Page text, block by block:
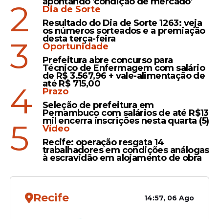
O Cadastro Único desempenha papel
estratégico nesse processo, pois reúne
informações socioeconômicas utilizadas
para direcionar benefícios e programas
governamentais.
Leia Também
2
Dia de Sorte
Resultado do Dia de Sorte 1263: veja
os números sorteados e a premiação
desta terça-feira
3
Oportunidade
Prefeitura abre concurso para
Técnico de Enfermagem com salário
de R$ 3.567,96 + vale-alimentação de
até R$ 715,00
4
Prazo
Seleção de prefeitura em
Pernambuco com salários de até R$13
mil encerra inscrições nesta quarta (5)
5
Vídeo
Recife: operação resgata 14
trabalhadores em condições análogas
à escravidão em alojamento de obra
Recife 14:57, 06 Ago